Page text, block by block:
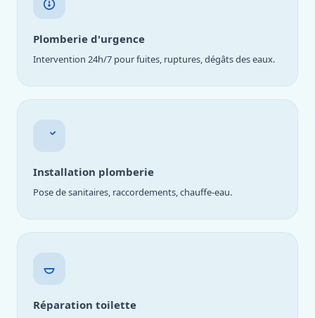
Plomberie d'urgence
Intervention 24h/7 pour fuites, ruptures, dégâts des eaux.
Installation plomberie
Pose de sanitaires, raccordements, chauffe-eau.
Réparation toilette